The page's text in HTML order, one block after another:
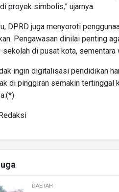
proyek simbolis,” ujarnya.
DPRD juga menyoroti
Pengawasan dinilai penting
sekolah di pusat kota, sementara
ingin digitalisasi pendidikan
di pinggiran semakin tertinggal
DAERAH